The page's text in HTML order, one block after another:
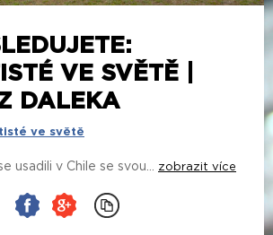
VE SVĚTĚ |
DALEKA
ve světě
usadili v Chile se svou... zobrazit více